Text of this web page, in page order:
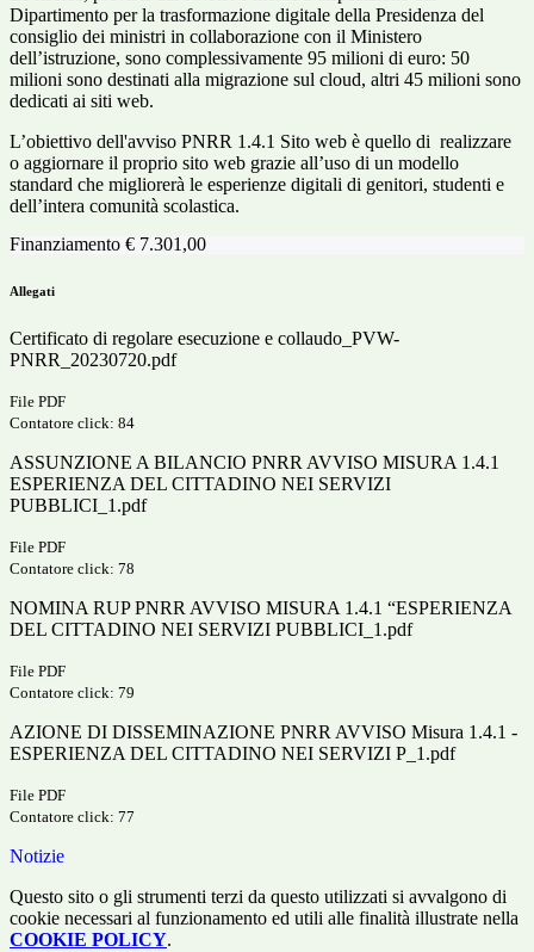
Dipartimento per la trasformazione digitale della Presidenza del
consiglio dei ministri in collaborazione con il Ministero
dell’istruzione, sono complessivamente 95 milioni di euro: 50
milioni sono destinati alla migrazione sul cloud, altri 45 milioni sono
dedicati ai siti web.
L’obiettivo dell'avviso PNRR 1.4.1 Sito web è quello di realizzare
o aggiornare il proprio sito web grazie all’uso di un modello
standard che migliorerà le esperienze digitali di genitori, studenti e
dell’intera comunità scolastica.
Finanziamento € 7.301,00
Allegati
Certificato di regolare esecuzione e collaudo_PVW-
PNRR_20230720.pdf
File PDF
Contatore click: 84
ASSUNZIONE A BILANCIO PNRR AVVISO MISURA 1.4.1
ESPERIENZA DEL CITTADINO NEI SERVIZI
PUBBLICI_1.pdf
File PDF
Contatore click: 78
NOMINA RUP PNRR AVVISO MISURA 1.4.1 “ESPERIENZA
DEL CITTADINO NEI SERVIZI PUBBLICI_1.pdf
File PDF
Contatore click: 79
AZIONE DI DISSEMINAZIONE PNRR AVVISO Misura 1.4.1 -
ESPERIENZA DEL CITTADINO NEI SERVIZI P_1.pdf
File PDF
Contatore click: 77
Notizie
Questo sito o gli strumenti terzi da questo utilizzati si avvalgono di
cookie necessari al funzionamento ed utili alle finalità illustrate nella
COOKIE POLICY.